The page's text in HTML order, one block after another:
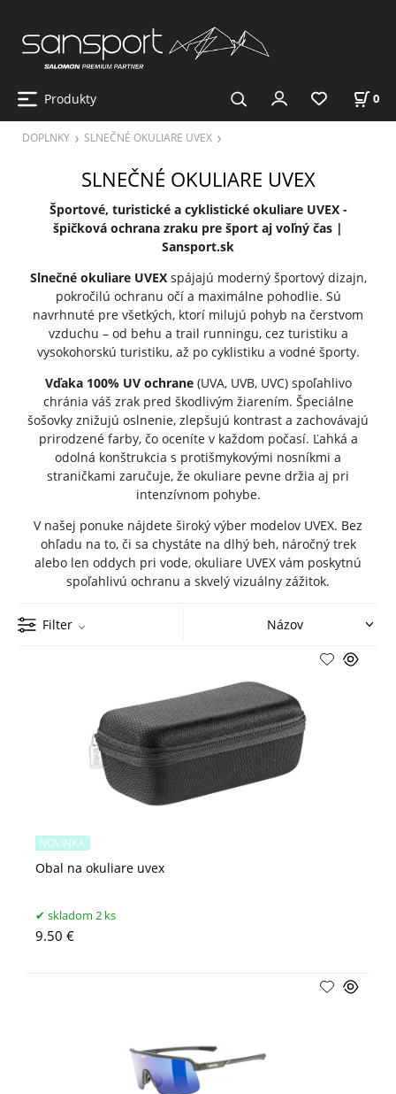
Produkty 0
DOPLNKY SLNEČNÉ OKULIARE UVEX
SLNEČNÉ OKULIARE UVEX
Športové, turistické a cyklistické okuliare UVEX -
špičková ochrana zraku pre šport aj voľný čas |
Sansport.sk
Slnečné okuliare UVEXspájajú moderný športový dizajn,
pokročilú ochranu očí a maximálne pohodlie. Sú
navrhnuté pre všetkých, ktorí milujú pohyb na čerstvom
vzduchu – od behu a trail runningu, cez turistiku a
vysokohorskú turistiku, až po cyklistiku a vodné športy.
Vďaka 100% UV ochrane(UVA, UVB, UVC) spoľahlivo
chránia váš zrak pred škodlivým žiarením. Špeciálne
šošovky znižujú oslnenie, zlepšujú kontrast a zachovávajú
prirodzené farby, čo oceníte v každom počasí. Ľahká a
odolná konštrukcia s protišmykovými nosníkmi a
straničkami zaručuje, že okuliare pevne držia aj pri
intenzívnom pohybe.
V našej ponuke nájdete široký výber modelov UVEX. Bez
ohľadu na to, či sa chystáte na dlhý beh, náročný trek
alebo len oddych pri vode, okuliare UVEX vám poskytnú
spoľahlivú ochranu a skvelý vizuálny zážitok.
Filter
Obal na okuliare uvex
NOVINKA
skladom 2 ks
9.50 €